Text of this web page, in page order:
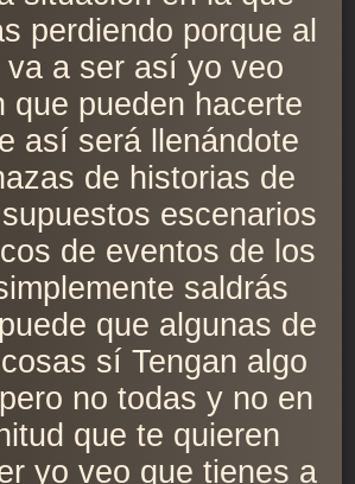
perdiendo porque al
va a ser así yo veo
que pueden hacerte
así será llenándote
de historias de
escenarios
de eventos de los
saldrás
que algunas de
sí Tengan algo
no todas y no en
que te quieren
yo veo que tienes a